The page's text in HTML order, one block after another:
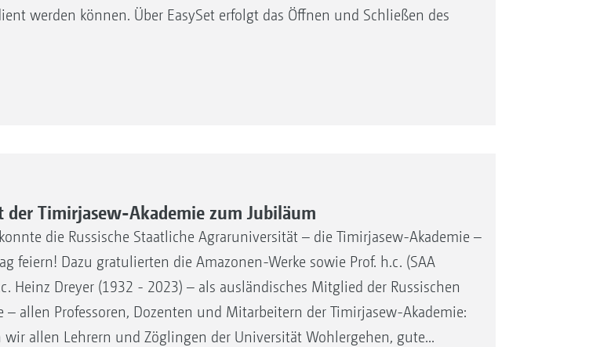
werden können. Über EasySet erfolgt das Öffnen und Schließen des
der Timirjasew-Akademie zum Jubiläum
die Russische Staatliche Agraruniversität – die Timirjasew-Akademie –
feiern! Dazu gratulierten die Amazonen-Werke sowie Prof. h.c. (SAA
Heinz Dreyer (1932 - 2023) – als ausländisches Mitglied der Russischen
– allen Professoren, Dozenten und Mitarbeitern der Timirjasew-Akademie:
wir allen Lehrern und Zöglingen der Universität Wohlergehen, gute...